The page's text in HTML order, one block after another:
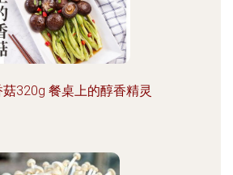
320g 餐桌上的醇香精灵